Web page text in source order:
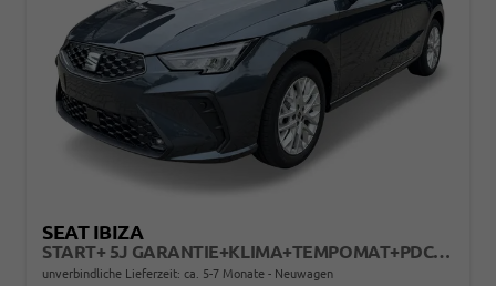
SEAT IBIZA
START+ 5J GARANTIE+KLIMA+TEMPOMAT+PDC+LED+16" ALU
unverbindliche Lieferzeit: ca. 5-7 Monate Neuwagen